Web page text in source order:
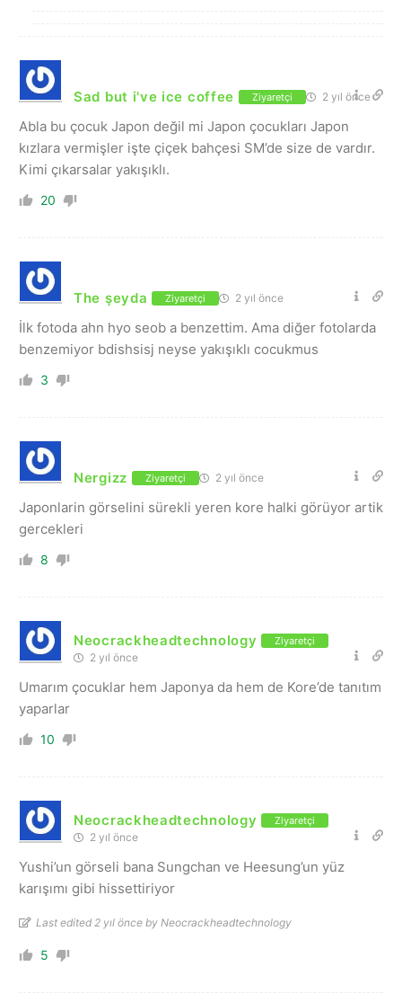
Sad but i've ice coffee Ziyaretçi 2 yıl önce
Abla bu çocuk Japon değil mi Japon çocukları Japon
kızlara vermişler işte çiçek bahçesi SM’de size de vardır.
Kimi çıkarsalar yakışıklı.
20
The şeyda Ziyaretçi 2 yıl önce
İlk fotoda ahn hyo seob a benzettim. Ama diğer fotolarda
benzemiyor bdishsisj neyse yakışıklı cocukmus
3
Nergizz Ziyaretçi 2 yıl önce
Japonlarin görselini sürekli yeren kore halki görüyor artik
gercekleri
8
Neocrackheadtechnology Ziyaretçi
2 yıl önce
Umarım çocuklar hem Japonya da hem de Kore’de tanıtım
yaparlar
10
Neocrackheadtechnology Ziyaretçi
2 yıl önce
Yushi’un görseli bana Sungchan ve Heesung’un yüz
karışımı gibi hissettiriyor
Last edited 2 yıl önce by Neocrackheadtechnology
5